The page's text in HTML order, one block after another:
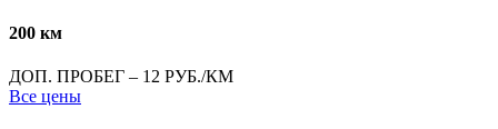
200 км
ДОП. ПРОБЕГ – 12 РУБ./КМ
Все цены